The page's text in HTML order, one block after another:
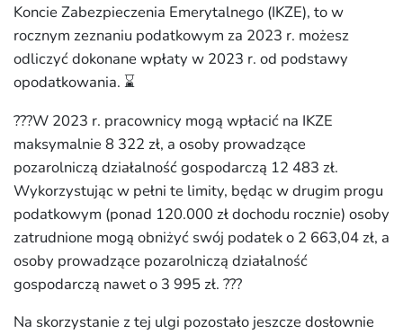
Koncie Zabezpieczenia Emerytalnego (IKZE), to w
rocznym zeznaniu podatkowym za 2023 r. możesz
odliczyć dokonane wpłaty w 2023 r. od podstawy
opodatkowania. ⌛️
???W 2023 r. pracownicy mogą wpłacić na IKZE
maksymalnie 8 322 zł, a osoby prowadzące
pozarolniczą działalność gospodarczą 12 483 zł.
Wykorzystując w pełni te limity, będąc w drugim progu
podatkowym (ponad 120.000 zł dochodu rocznie) osoby
zatrudnione mogą obniżyć swój podatek o 2 663,04 zł, a
osoby prowadzące pozarolniczą działalność
gospodarczą nawet o 3 995 zł. ???
Na skorzystanie z tej ulgi pozostało jeszcze dosłownie